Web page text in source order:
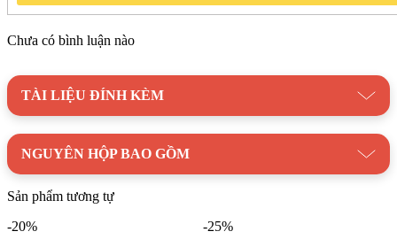
Danh mục:Thiết Bị Vệ Sinh/Bồn Cầu/Bồn cầu
TOTO/Bồn Cầu Thông Minh TOTO
Chưa có bình luận nào
TÀI LIỆU ĐÍNH KÈM
NGUYÊN HỘP BAO GỒM
Sản phẩm tương tự
-20%
-25%